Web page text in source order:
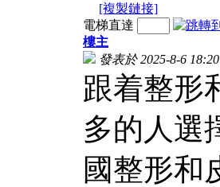
[複製鏈接]
電梯直達
樓主
發表於 2025-8-6
跟着整形
多的人選
國整形和